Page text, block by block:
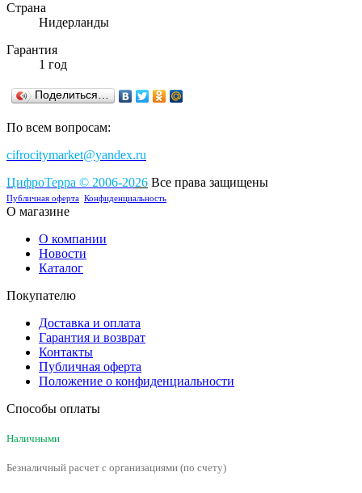
Страна
Нидерланды
Гарантия
1 год
Поделиться…
По всем вопросам:
cifrocitymarket@yandex.ru
ЦифроТерра © 2006-2026 Все права защищены
Публичная оферта Конфиденциальность
О магазине
О компании
Новости
Каталог
Покупателю
Доставка и оплата
Гарантия и возврат
Контакты
Публичная оферта
Положение о конфиденциальности
Способы оплаты
Наличными
Безналичный расчет с организациями (по счету)